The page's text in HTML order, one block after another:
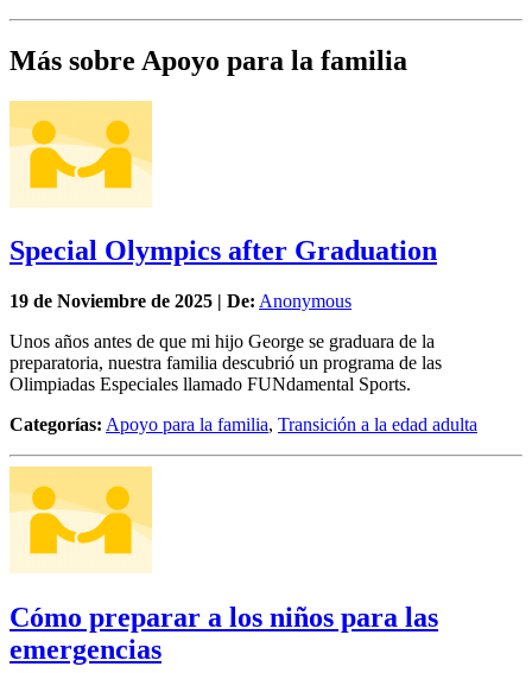
Más sobre Apoyo para la familia
Special Olympics after Graduation
19 de Noviembre de 2025 | De: Anonymous
Unos años antes de que mi hijo George se graduara de la
preparatoria, nuestra familia descubrió un programa de las
Olimpiadas Especiales llamado FUNdamental Sports.
Categorías: Apoyo para la familia, Transición a la edad adulta
Cómo preparar a los niños para las
emergencias